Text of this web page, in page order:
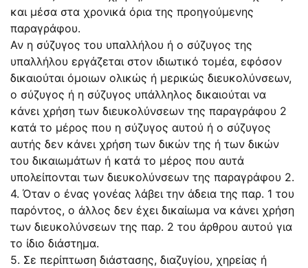
και μέσα στα χρονικά όρια της προηγούμενης
παραγράφου.
Αν η σύζυγος του υπαλλήλου ή ο σύζυγος της
υπαλλήλου εργάζεται στον ιδιωτικό τομέα, εφόσον
δικαιούται όμοιων ολικώς ή μερικώς διευκολύνσεων,
ο σύζυγος ή η σύζυγος υπάλληλος δικαιούται να
κάνει χρήση των διευκολύνσεων της παραγράφου 2
κατά το μέρος που η σύζυγος αυτού ή ο σύζυγος
αυτής δεν κάνει χρήση των δικών της ή των δικών
του δικαιωμάτων ή κατά το μέρος που αυτά
υπολείπονται των διευκολύνσεων της παραγράφου 2.
4. Όταν ο ένας γονέας λάβει την άδεια της παρ. 1 του
παρόντος, ο άλλος δεν έχει δικαίωμα να κάνει χρήση
των διευκολύνσεων της παρ. 2 του άρθρου αυτού για
το ίδιο διάστημα.
5. Σε περίπτωση διάστασης, διαζυγίου, χηρείας ή